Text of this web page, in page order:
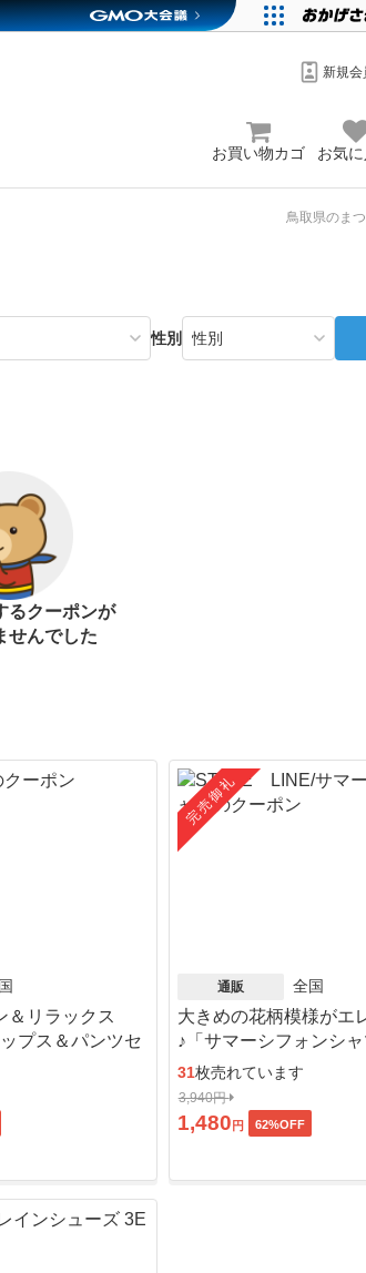
新規会
お買い物カゴ お気に
鳥取県のま
性別
るクーポンが
せんでした
＆リラックス
プス＆パンツセ
完売御礼
通販 全国
大きめの花柄模様がエ
♪「サマーシフォンシャ
31枚売れています
3,940円
1,480 円 62%OFF